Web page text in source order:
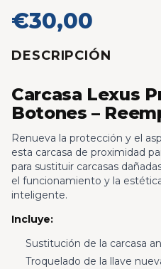
€30,00
DESCRIPCIÓN
Carcasa Lexus
Botones –
Renueva la protección y el
esta carcasa de proximidad
para sustituir carcasas
el funcionamiento y la
inteligente.
Incluye:
Sustitución de la carcasa
Troquelado de la llave